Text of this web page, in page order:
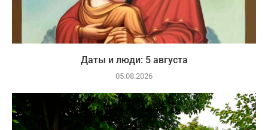
Даты и люди: 5 августа
05.08.2026